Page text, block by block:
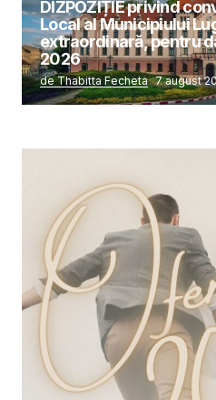
DIZPOZIȚIE privind
Local al Municipiului
extraordinară, pentru
2026
de Thabitta Fecheta 7 august